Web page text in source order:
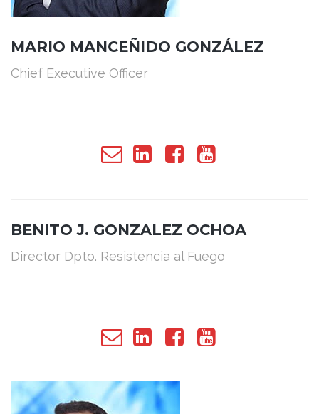
MARIO MANCEÑIDO GONZÁLEZ
Chief Executive Officer
BENITO J. GONZALEZ OCHOA
Director Dpto. Resistencia al Fuego